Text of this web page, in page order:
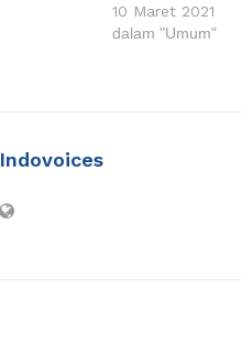
10 Maret 2021
dalam "Umum"
Indovoices